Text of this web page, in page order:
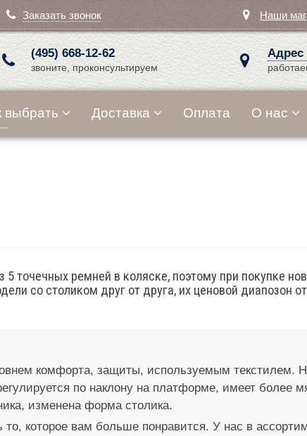
Заказать звонок Наши
(495) 668-12-62
звоните, проконсультируем
выбрать Доставка Оплата О нас
точечных ремней в коляске, поэтому при покупке
со столиком друг от друга, их ценовой диапозон
комфорта, защиты, используемым текстилем.
по наклону на платформе, имеет более
изменена форма столика.
которое вам больше понравится. У нас в